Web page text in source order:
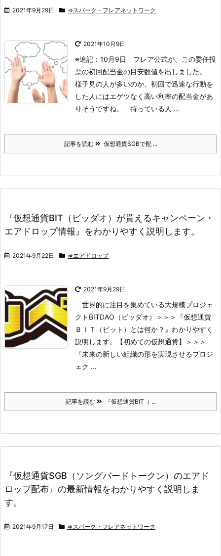
2021年9月29日 ⇒スパーク・フレアネットワーク
2021年10月9日
※追記：10月9日
フレア公式が、この委任投
票の初回配当金の目安数値を出しました。
様子見の人が多いのか、初回で迅速な行動を
した人にはエゲツなく高い利率の配当金があ
りそうですね。
持っている人 ...
記事を読む 仮想通貨SGBで配 ...
『仮想通貨BIT（ビッダオ）が貰えるキャンペーン・
エアドロップ情報』をわかりやすく説明します。
2021年9月22日 ⇒エアドロップ
2021年9月29日
世界的に注目を集めている大規模プロジェ
クトBITDAO（ビッダオ）
＞＞＞『仮想通貨
ＢＩＴ（ビット）とは何か？』わかりやすく
説明します。【初めての仮想通貨】
＞＞＞
『未来の新しい組織の形を実現させるプロジ
ェク ...
記事を読む 『仮想通貨BIT（ ...
『仮想通貨SGB（ソングバードトークン）のエアド
ロップ配布』の最新情報をわかりやすく説明しま
す。
2021年9月17日 ⇒スパーク・フレアネットワーク